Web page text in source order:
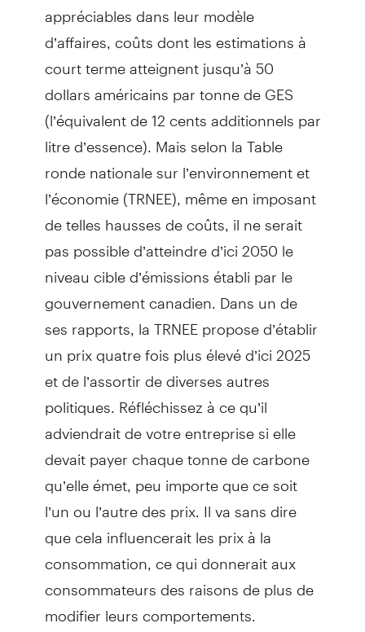
appréciables dans leur modèle
d’affaires, coûts dont les estimations à
court terme atteignent jusqu’à 50
dollars américains par tonne de GES
(l’équivalent de 12 cents additionnels par
litre d’essence). Mais selon la Table
ronde nationale sur l’environnement et
l’économie (TRNEE), même en imposant
de telles hausses de coûts, il ne serait
pas possible d’atteindre d’ici 2050 le
niveau cible d’émissions établi par le
gouvernement canadien. Dans un de
ses rapports, la TRNEE propose d’établir
un prix quatre fois plus élevé d’ici 2025
et de l’assortir de diverses autres
politiques. Réfléchissez à ce qu’il
adviendrait de votre entreprise si elle
devait payer chaque tonne de carbone
qu’elle émet, peu importe que ce soit
l’un ou l’autre des prix. Il va sans dire
que cela influencerait les prix à la
consommation, ce qui donnerait aux
consommateurs des raisons de plus de
modifier leurs comportements.